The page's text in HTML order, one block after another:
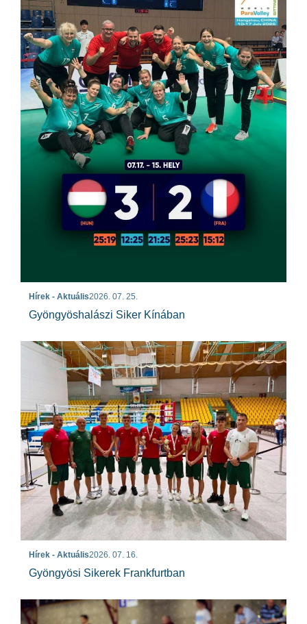
Hírek - Aktuális2026. 07. 25.
Gyöngyöshalászi Siker Kínában
Hírek - Aktuális2026. 07. 16.
Gyöngyösi Sikerek Frankfurtban